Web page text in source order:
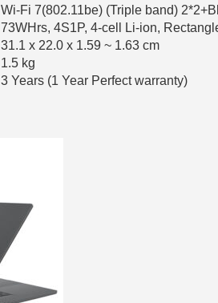
Wi-Fi 7(802.11be) (Triple band)
73WHrs, 4S1P, 4-cell Li-ion,
31.1 x 22.0 x 1.59 ~ 1.63 cm
1.5 kg
3 Years (1 Year Perfect warranty)